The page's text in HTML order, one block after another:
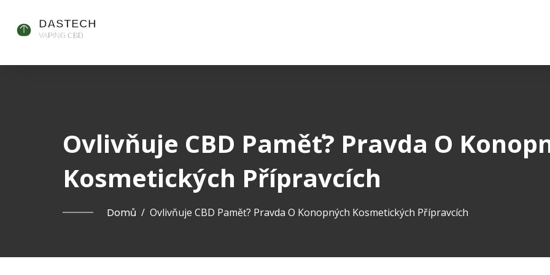
Ovlivňuje CBD Paměť? Pravda O
Kosmetických Přípravcích
Domů / Ovlivňuje CBD Paměť? Pravda O Konopných Kosmetických Přípravcích